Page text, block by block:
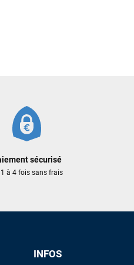
sécurisé
1 à 4 fois sans frais
INFOS
dans un colis propre et soigné. Plus
recommande vivement ce magasin
réactivité.
BACHELIER
Cela faisait 6 mois que je galérais à
Maronui RICHMOND